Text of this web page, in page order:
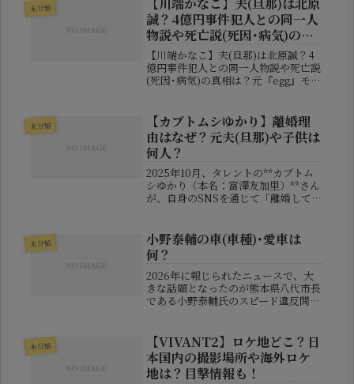
のの、事件の詳細について長年語るこ
と...
未分類
誠？4億円事件犯人との同一人
物説や死亡説(死因･病気)の真
相は？
【川端かなこ】夫(旦那)は北原誠？4
億円事件犯人との同一人物説や死亡説
(死因･病気)の真相は？元『egg』モデ
こさん。2026年に結婚を発表し幸せ
な報告が続く一方で、その後...
未分類
【カブトムシゆかり】離婚理
由はなぜ？元夫(旦那)や子供は
何人？
2025年10月、タレントの**カブトム
シゆかり（本名：富澤友加里）**さん
が、自身のSNSを通じて「離婚してい
いうユーモアを交えた一文に、ネット
では驚きと温かいコメントが...
未分類
小野泰輔の車(車種)･愛車は
何？
2026年に報じられたニュースで、大
きな話題となったのが熊本県八代市長
である小野泰輔氏のスピード違反問題
る時速152kmで運転していたことが確
認されました。結果として道路交...
未分類
【VIVANT2】ロケ地どこ？日
本国内の撮影場所や海外ロケ
地は？目撃情報も！